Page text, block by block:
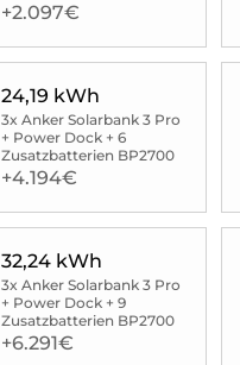
+2.097€
24,19 kWh
3x Anker Solarbank 3 Pro
+ Power Dock + 6
Zusatzbatterien BP2700
+4.194€
32,24 kWh
3x Anker Solarbank 3 Pro
+ Power Dock + 9
Zusatzbatterien BP2700
+6.291€